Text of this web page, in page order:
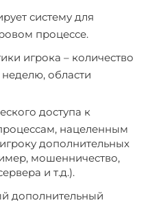
систему для
процессе.
игрока – количество
области
доступа к
нацеленным
дополнительных
мошенничество,
и т.д.).
дополнительный